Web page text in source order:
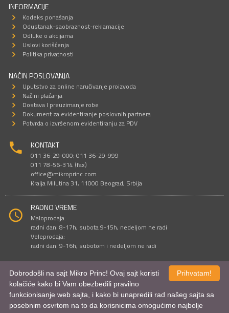
INFORMACIJE
Kodeks ponašanja
Odustanak-saobraznost-reklamacije
Odluke o akcijama
Uslovi korišćenja
Politika privatnosti
NAČIN POSLOVANJA
Uputstvo za online naručivanje proizvoda
Načini plaćanja
Dostava I preuzimanje robe
Dokument za evidentiranje poslovnih partnera
Potvrda o izvršenom evidentiranju za PDV
KONTAKT
011 36-29-000; 011 36-29-999
011 78-56-314 (fax)
office@mikroprinc.com
Kralja Milutina 31, 11000 Beograd, Srbija
RADNO VREME
Maloprodaja:
radni dani 8-17h, subota 9-15h, nedeljom ne radi
Veleprodaja:
radni dani 9-16h, subotom i nedeljom ne radi
Sve cene su iskazane u dinarima. PDV je uračunat u cenu.
© Mikro Princ 1999 - 2026. Sva prava su zadržana.
Kreirao*nbgcreator |Izdrada Internet prodavnice, Izrada sajtai mobilnih
aplikacijaiSEO optimizacija
Prihvatam!
Dobrodošli na sajt Mikro Princ! Ovaj sajt koristi
kolačiće kako bi Vam obezbedili pravilno
funkcionisanje web sajta, i kako bi unapredili rad našeg sajta sa
posebnim osvrtom na to da korisnicima omogućimo najbolje